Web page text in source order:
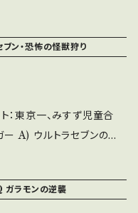
画面にてご確認ください。
C・痛み多・キズ多く痛み
方のご購入をお願い致し
it if you understan
くは ■■■
ケ/盤：C
2枚/ブックジャケ) *一部
いて■ をご覧ください。
画面にてご確認ください。
ブン・恐怖の怪獣狩り
：東京一、みすず児童合
の歌、
ノシート盤/ブックジャケ)
ガラモンの逆襲